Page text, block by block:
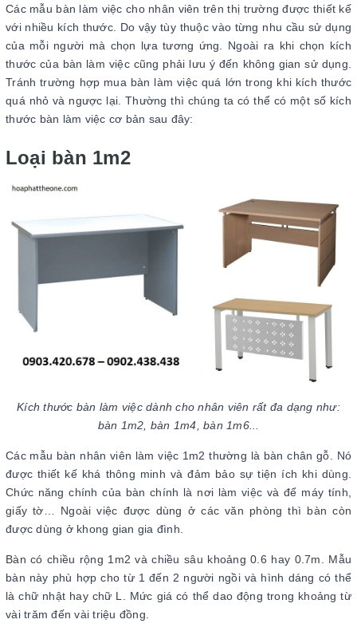
Các mẫu bàn làm việc cho nhân viên trên thị trường được thiết kế
với nhiều kích thước. Do vậy tùy thuộc vào từng nhu cầu sử dụng
của mỗi người mà chọn lựa tương ứng. Ngoài ra khi chọn kích
thước của bàn làm việc cũng phải lưu ý đến không gian sử dụng.
Tránh trường hợp mua bàn làm việc quá lớn trong khi kích thước
quá nhỏ và ngược lại. Thường thì chúng ta có thể có một số kích
thước bàn làm việc cơ bản sau đây:
Loại bàn 1m2
Kích thước bàn làm việc dành cho nhân viên rất đa dạng như:
bàn 1m2, bàn 1m4, bàn 1m6...
Các mẫu bàn nhân viên làm việc 1m2 thường là bàn chân gỗ. Nó
được thiết kế khá thông minh và đảm bảo sự tiện ích khi dùng.
Chức năng chính của bàn chính là nơi làm việc và để máy tính,
giấy tờ… Ngoài việc được dùng ở các văn phòng thì bàn còn
được dùng ở khong gian gia đình.
Bàn có chiều rộng 1m2 và chiều sâu khoảng 0.6 hay 0.7m. Mẫu
bàn này phù hợp cho từ 1 đến 2 người ngồi và hình dáng có thể
là chữ nhật hay chữ L. Mức giá có thể dao động trong khoảng từ
vài trăm đến vài triệu đồng.